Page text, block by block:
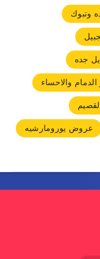
وتبوك
جده
والاحساء
عروض يورومارشيه